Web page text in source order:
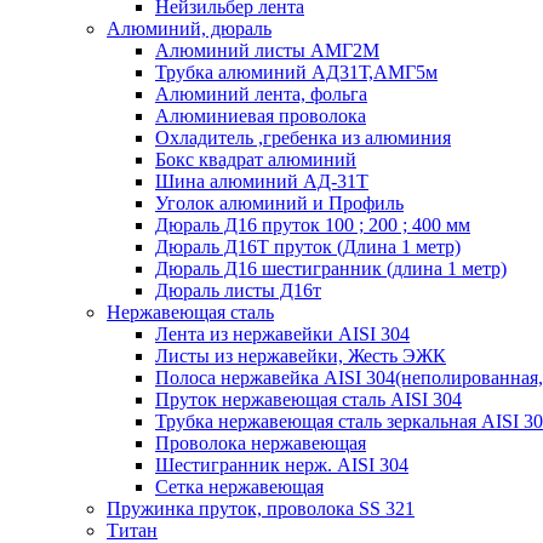
Нейзильбер лента
Алюминий, дюраль
Алюминий листы АМГ2М
Трубка алюминий АД31Т,АМГ5м
Алюминий лента, фольга
Алюминиевая проволока
Охладитель ,гребенка из алюминия
Бокс квадрат алюминий
Шина алюминий АД-31Т
Уголок алюминий и Профиль
Дюраль Д16 пруток 100 ; 200 ; 400 мм
Дюраль Д16Т пруток (Длина 1 метр)
Дюраль Д16 шестигранник (длина 1 метр)
Дюраль листы Д16т
Нержавеющая сталь
Лента из нержавейки AISI 304
Листы из нержавейки, Жесть ЭЖК
Полоса нержавейка АISI
Пруток нержавеющая сталь AISI 304
Трубка нержавеющая сталь зеркальная AISI
Проволока нержавеющая
Шестигранник нерж. AISI 304
Сетка нержавеющая
Пружинка пруток, проволока SS 321
Титан